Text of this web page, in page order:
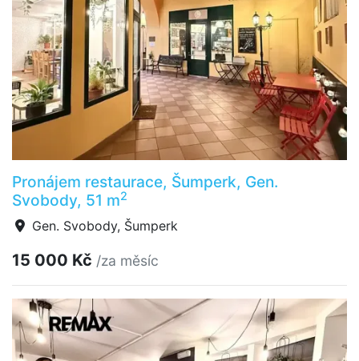
Pronájem restaurace, Šumperk, Gen.
Svobody, 51 m2
Gen. Svobody, Šumperk
15 000 Kč /za měsíc